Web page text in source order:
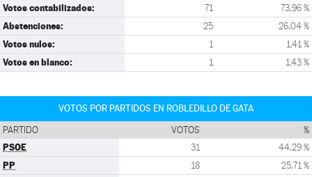
Votos contabilizados: 71 73,96 %
Abstenciones: 25 26,04 %
Votos nulos: 1 1,41 %
Votos en blanco: 1 1,43 %
VOTOS POR PARTIDOS EN ROBLEDILLO DE GATA
PARTIDO VOTOS %
PSOE 31 44,29 %
PP 18 25,71 %